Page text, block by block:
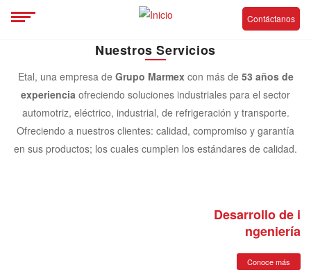
Contáctanos
Nuestros Servicios
Etal, una empresa de Grupo Marmexcon más de 53 años de
experiencia ofreciendo soluciones industriales para el sector
automotriz, eléctrico, industrial, de refrigeración y transporte.
Ofreciendo a nuestros clientes: calidad, compromiso y garantía
en sus productos; los cuales cumplen los estándares de calidad.
Desarrollo de i
ngeniería
Conoce más